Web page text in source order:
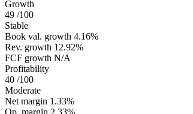
Growth
49 /100
Stable
Book val. growth 4.16%
Rev. growth 12.92%
FCF growth N/A
Profitability
40 /100
Moderate
Net margin 1.33%
Op. margin 2.33%